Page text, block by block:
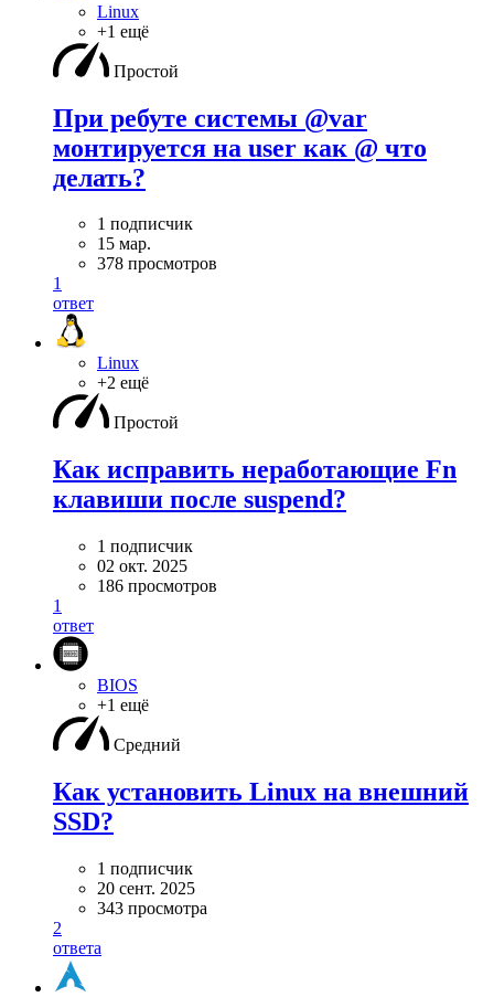
Linux
+1 ещё
Простой
При ребуте системы @var
монтируется на user как @ что
делать?
1 подписчик
15 мар.
378 просмотров
1
ответ
Linux
+2 ещё
Простой
Как исправить неработающие Fn
клавиши после suspend?
1 подписчик
02 окт. 2025
186 просмотров
1
ответ
BIOS
+1 ещё
Средний
Как установить Linux на внешний
SSD?
1 подписчик
20 сент. 2025
343 просмотра
2
ответа